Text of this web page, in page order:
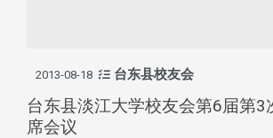
2013-08-18 台东县校友会
台东县淡江大学校友会第6届第3
席会议